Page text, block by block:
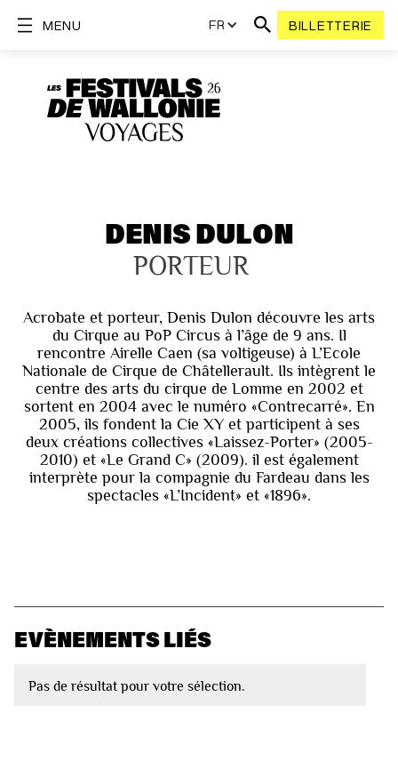
FR BILLETTERIE
MENU
DENIS DULON
PORTEUR
Acrobate et porteur, Denis Dulon découvre les arts
du Cirque au PoP Circus à l’âge de 9 ans. Il
rencontre Airelle Caen (sa voltigeuse) à L’Ecole
Nationale de Cirque de Châtellerault. Ils intègrent le
centre des arts du cirque de Lomme en 2002 et
sortent en 2004 avec le numéro «Contrecarré». En
2005, ils fondent la Cie XY et participent à ses
deux créations collectives «Laissez-Porter» (2005-
2010) et «Le Grand C» (2009). il est également
interprète pour la compagnie du Fardeau dans les
spectacles «L’Incident» et «1896».
EVÈNEMENTS LIÉS
Pas de résultat pour votre sélection.